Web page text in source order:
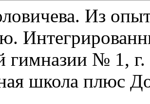
Из
гимназии № 1,
школа плюс